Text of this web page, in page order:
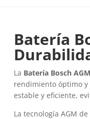
Batería
La Batería Bosch
rendimiento óptimo
estable y eficiente,
La tecnología AGM